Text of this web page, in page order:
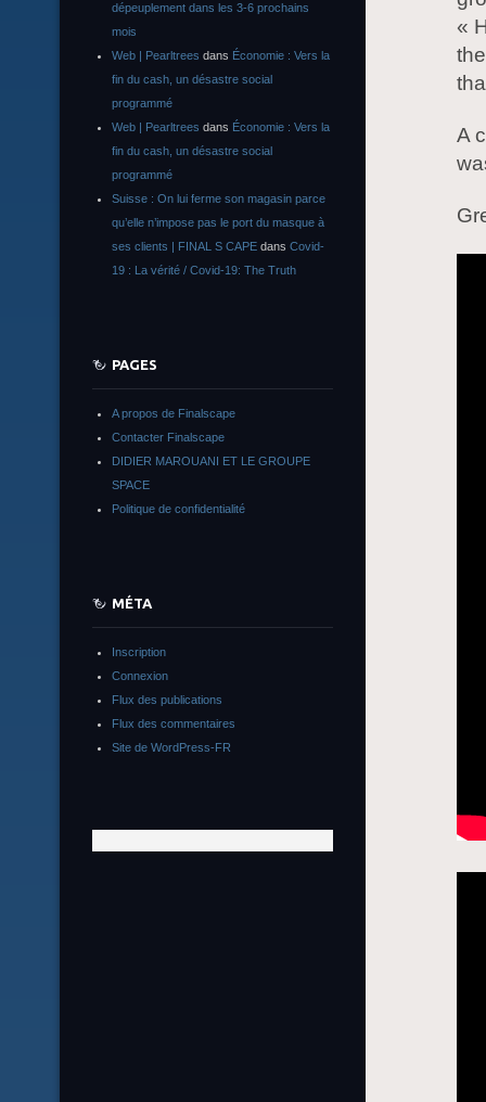
«
A
dépeuplement dans les 3-6 prochains
mois
Web | Pearltrees dans Économie : Vers la
fin du cash, un désastre social
programmé
Web | Pearltrees dans Économie : Vers la
fin du cash, un désastre social
programmé
Suisse : On lui ferme son magasin parce
qu’elle n’impose pas le port du masque à
ses clients | FINAL S CAPE dans Covid-
19 : La vérité / Covid-19: The Truth
PAGES
A propos de Finalscape
Contacter Finalscape
DIDIER MAROUANI ET LE GROUPE
SPACE
Politique de confidentialité
MÉTA
Inscription
Connexion
Flux des publications
Flux des commentaires
Site de WordPress-FR